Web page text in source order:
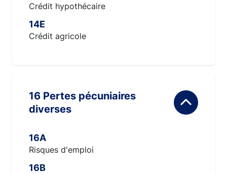
Crédit hypothécaire
14E
Crédit agricole
16 Pertes pécuniaires
diverses
16A
Risques d'emploi
16B